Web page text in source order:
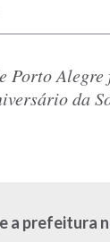
Porto Alegre
da
a prefeitura